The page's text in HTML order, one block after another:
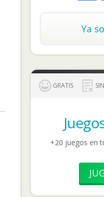
Ya
GRATIS
+20 juegos en